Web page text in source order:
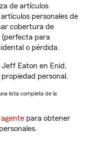
de artículos
personales de
cobertura de
para
o pérdida.
Eaton en Enid,
personal.
lista completa de la
para obtener